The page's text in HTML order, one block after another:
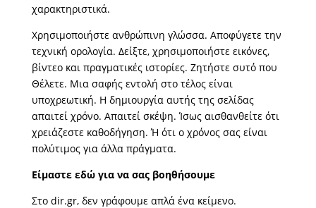
χαρακτηριστικά.
Χρησιμοποιήστε ανθρώπινη γλώσσα. Αποφύγετε την
τεχνική ορολογία. Δείξτε, χρησιμοποιήστε εικόνες,
βίντεο και πραγματικές ιστορίες. Ζητήστε συτό που
Θέλετε. Μια σαφής εντολή στο τέλος είναι
υποχρεωτική. Η δημιουργία αυτής της σελίδας
απαιτεί χρόνο. Απαιτεί σκέψη. Ίσως αισθανθείτε ότι
χρειάζεστε καθοδήγηση. Ή ότι ο χρόνος σας είναι
πολύτιμος για άλλα πράγματα.
Είμαστε εδώ για να σας βοηθήσουμε
Στο dir.gr, δεν γράφουμε απλά ένα κείμενο.